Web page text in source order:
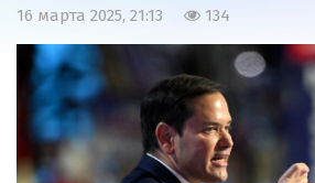
16 марта 2025, 21:13 134